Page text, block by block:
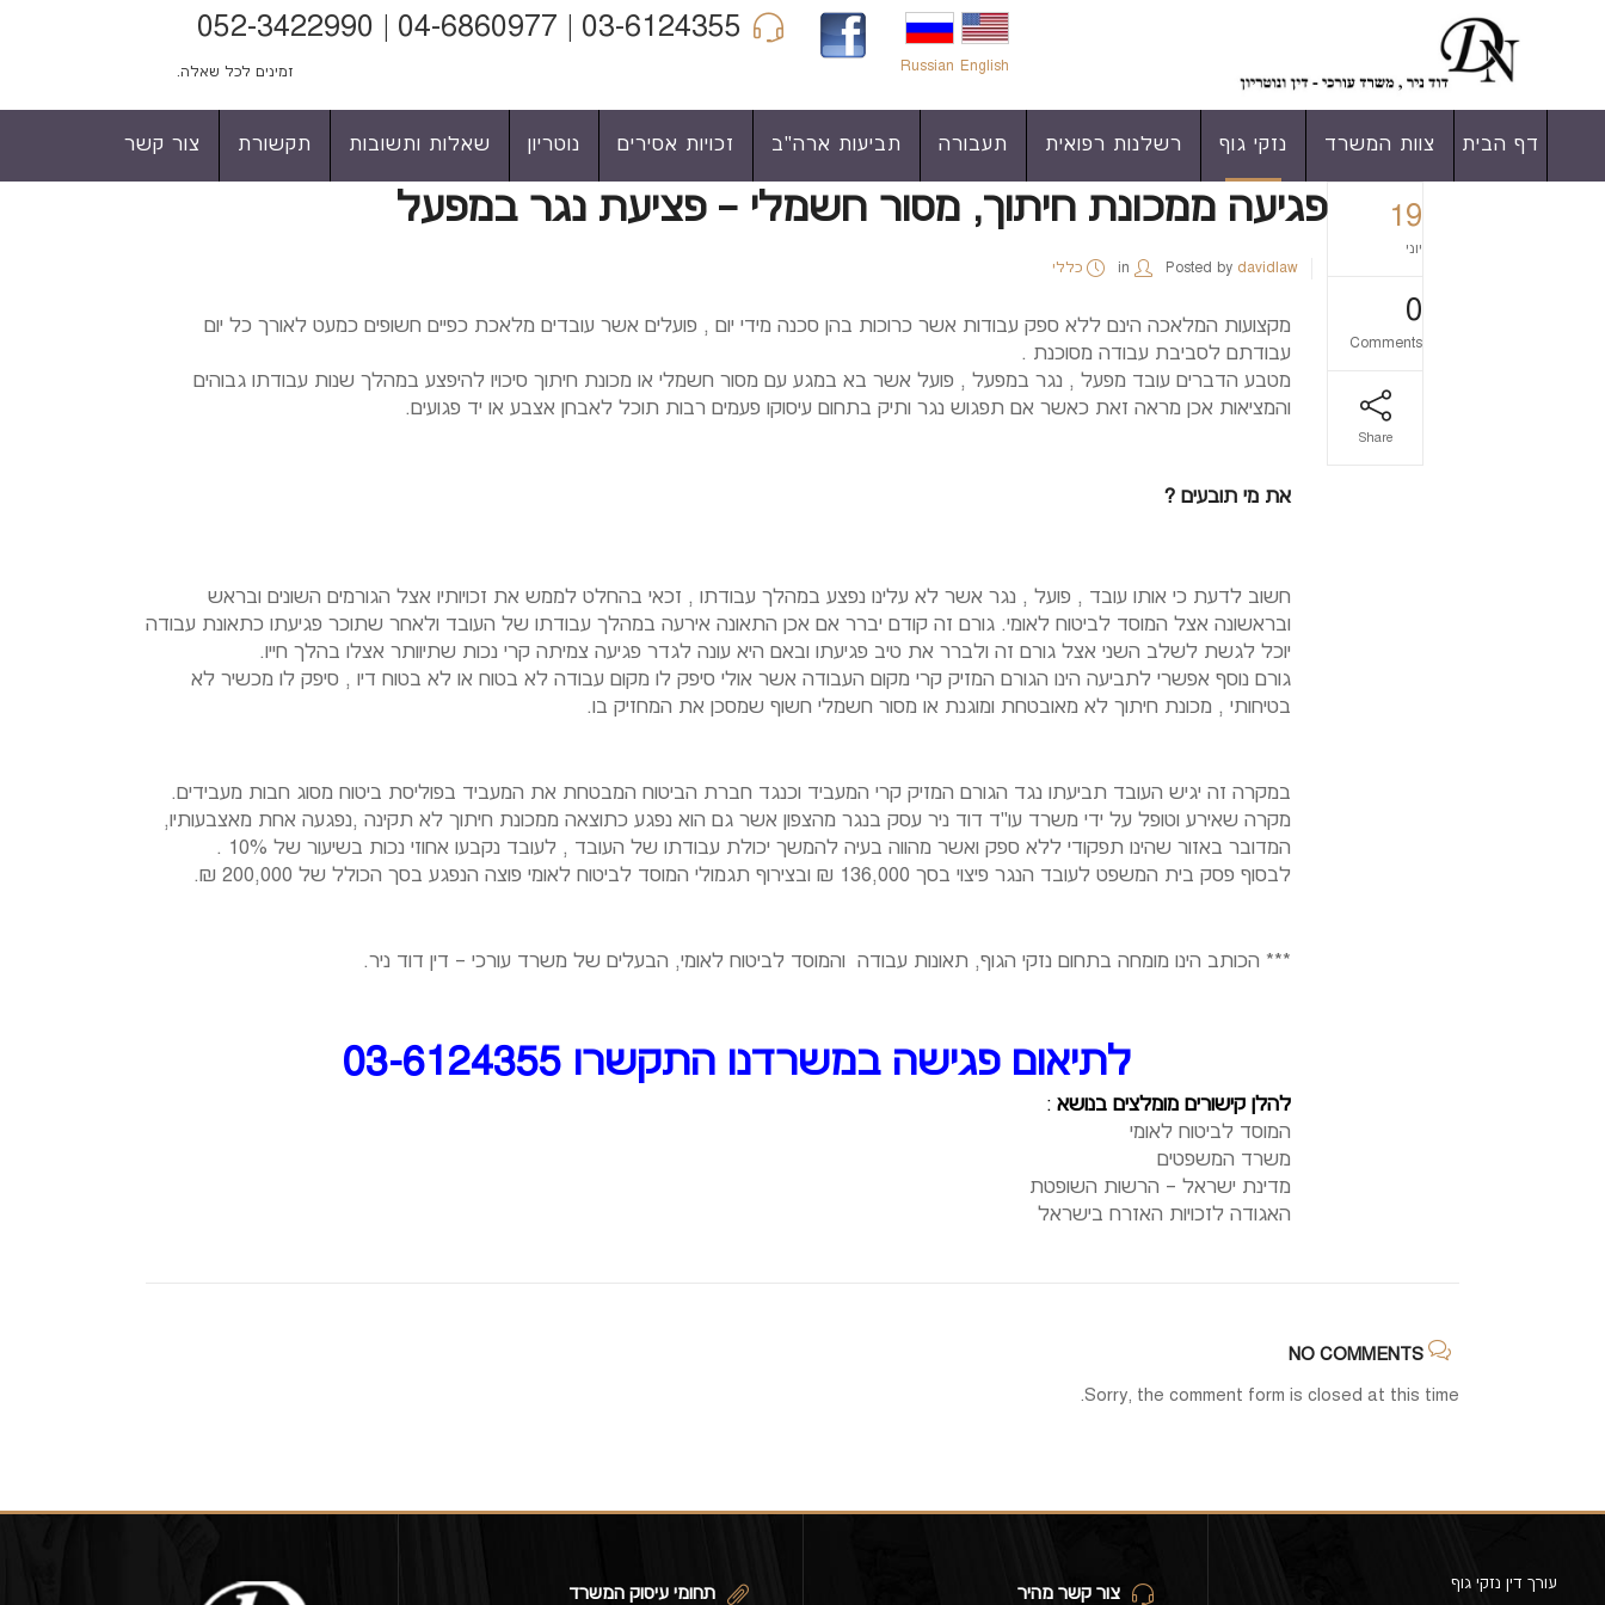
03-6124355 | 04-6860977 | 052-3422990
זמינים לכל שאלה. Russian English
דף הבית צוות המשרד נזקי גוף רשלנות רפואית תעבורה תביעות ארה"ב זכויות אסירים נוטריון שאלות ותשובות תקשורת צור קשר
19
יוני
0
Comments
Share
פגיעה ממכונת חיתוך, מסור חשמלי – פציעת נגר במפעל
Posted by davidlaw
in כללי
מקצועות המלאכה הינם ללא ספק עבודות אשר כרוכות בהן סכנה מידי יום , פועלים אשר עובדים מלאכת כפיים חשופים כמעט לאורך כל יום
עבודתם לסביבת עבודה מסוכנת .
מטבע הדברים עובד מפעל , נגר במפעל , פועל אשר בא במגע עם מסור חשמלי או מכונת חיתוך סיכויו להיפצע במהלך שנות עבודתו גבוהים
והמציאות אכן מראה זאת כאשר אם תפגוש נגר ותיק בתחום עיסוקו פעמים רבות תוכל לאבחן אצבע או יד פגועים.
את מי תובעים ?
חשוב לדעת כי אותו עובד , פועל , נגר אשר לא עלינו נפצע במהלך עבודתו , זכאי בהחלט לממש את זכויותיו אצל הגורמים השונים ובראש
ובראשונה אצל המוסד לביטוח לאומי. גורם זה קודם יברר אם אכן התאונה אירעה במהלך עבודתו של העובד ולאחר שתוכר פגיעתו כתאונת עבודה
יוכל לגשת לשלב השני אצל גורם זה ולברר את טיב פגיעתו ובאם היא עונה לגדר פגיעה צמיתה קרי נכות שתיוותר אצלו בהלך חייו.
גורם נוסף אפשרי לתביעה הינו הגורם המזיק קרי מקום העבודה אשר אולי סיפק לו מקום עבודה לא בטוח או לא בטוח דיו , סיפק לו מכשיר לא
בטיחותי , מכונת חיתוך לא מאובטחת ומוגנת או מסור חשמלי חשוף שמסכן את המחזיק בו.
במקרה זה יגיש העובד תביעתו נגד הגורם המזיק קרי המעביד וכנגד חברת הביטוח המבטחת את המעביד בפוליסת ביטוח מסוג חבות מעבידים.
מקרה שאירע וטופל על ידי משרד עו"ד דוד ניר עסק בנגר מהצפון אשר גם הוא נפגע כתוצאה ממכונת חיתוך לא תקינה ,נפגעה אחת מאצבעותיו,
המדובר באזור שהינו תפקודי ללא ספק ואשר מהווה בעיה להמשך יכולת עבודתו של העובד , לעובד נקבעו אחוזי נכות בשיעור של 10% .
לבסוף פסק בית המשפט לעובד הנגר פיצוי בסך 136,000 ₪ ובצירוף תגמולי המוסד לביטוח לאומי פוצה הנפגע בסך הכולל של 200,000 ₪.
*** הכותב הינו מומחה בתחום נזקי הגוף, תאונות עבודה והמוסד לביטוח לאומי, הבעלים של משרד עורכי – דין דוד ניר.
לתיאום פגישה במשרדנו התקשרו 03-6124355
להלן קישורים מומלצים בנושא :
המוסד לביטוח לאומי
משרד המשפטים
מדינת ישראל – הרשות השופטת
האגודה לזכויות האזרח בישראל
NO COMMENTS
Sorry, the comment form is closed at this time.
תחומי עיסוק המשרד צור קשר מהיר עורך דין נזקי גוף